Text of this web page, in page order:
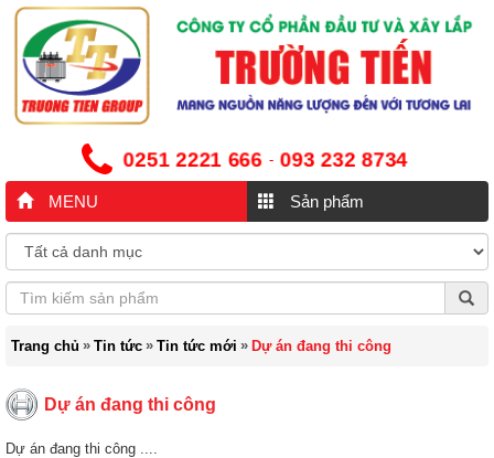
0251 2221 666 - 093 232 8734
MENU Sản phẩm
Trang chủ » Tin tức » Tin tức mới » Dự án đang thi công
Dự án đang thi công
Dự án đang thi công ....